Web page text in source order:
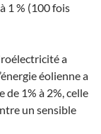
1 % (100 fois
a
éolienne a
de 1% à 2%, celle
un sensible